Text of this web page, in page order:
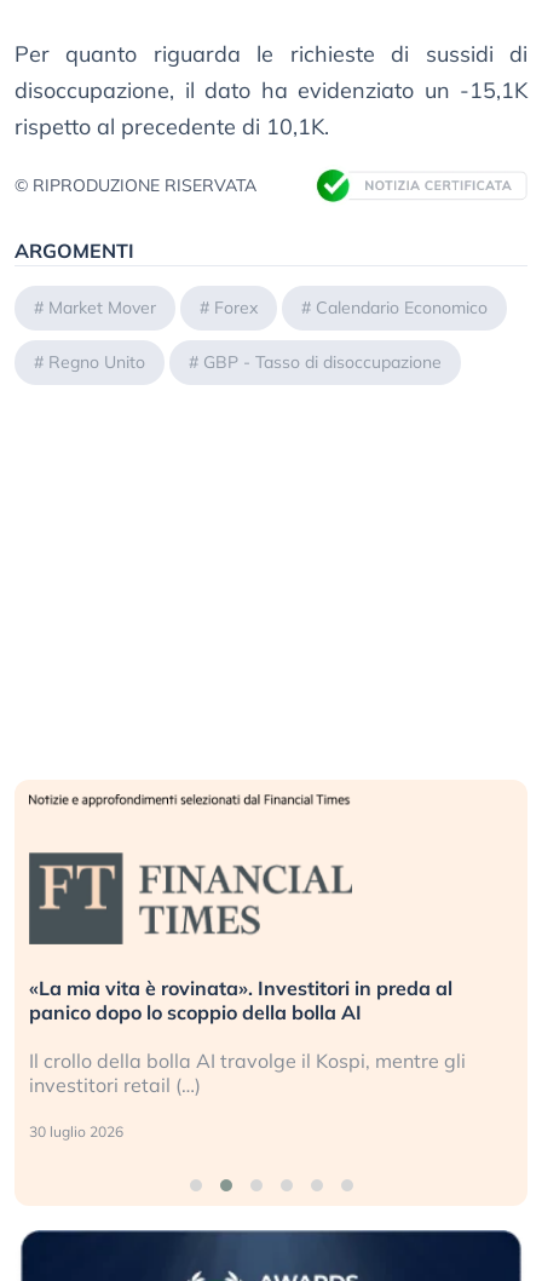
Per quanto riguarda le richieste di sussidi di
disoccupazione, il dato ha evidenziato un -15,1K
rispetto al precedente di 10,1K.
© RIPRODUZIONE RISERVATA
ARGOMENTI
# Market Mover # Forex # Calendario Economico
# Regno Unito # GBP - Tasso di disoccupazione
«La mia vita è rovinata». Investitori in preda al
panico dopo lo scoppio della bolla AI
Il crollo della bolla AI travolge il Kospi, mentre gli
investitori retail (…)
30 luglio 2026